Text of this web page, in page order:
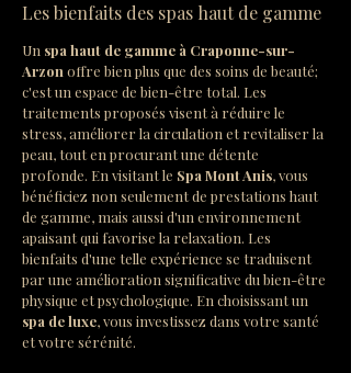
Les bienfaits des spas haut de gamme
Un spa haut de gamme à Craponne-sur-
Arzon offre bien plus que des soins de beauté;
c'est un espace de bien-être total. Les
traitements proposés visent à réduire le
stress, améliorer la circulation et revitaliser la
peau, tout en procurant une détente
profonde. En visitant le Spa Mont Anis, vous
bénéficiez non seulement de prestations haut
de gamme, mais aussi d'un environnement
apaisant qui favorise la relaxation. Les
bienfaits d'une telle expérience se traduisent
par une amélioration significative du bien-être
physique et psychologique. En choisissant un
spa de luxe, vous investissez dans votre santé
et votre sérénité.